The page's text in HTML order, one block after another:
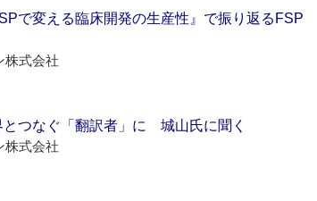
で変える臨床開発の生産性』で振り返るFSP
株式会社
とつなぐ「翻訳者」に 城山氏に聞く
株式会社